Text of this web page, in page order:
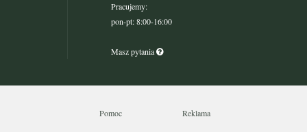
Pracujemy:
pon-pt: 8:00-16:00
Masz pytania
Pomoc Reklama